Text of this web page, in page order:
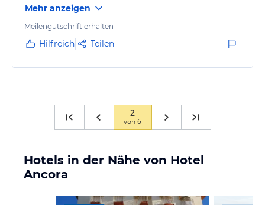
Mehr anzeigen
Meilengutschrift erhalten
Hilfreich Teilen
2
von6
Hotels in der Nähe von Hotel
Ancora